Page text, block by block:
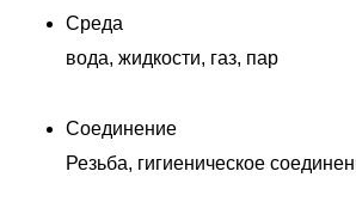
Среда
вода, жидкости, газ, пар
Соединение
Резьба, гигиеническое